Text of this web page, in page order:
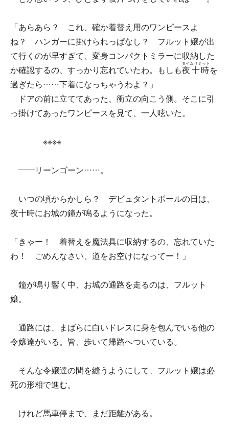
「あらあら？ これ、確か着替え用のワンピースよ
ね？ ハンガーに掛けられっぱなし？ フルット嬢が出
て行くのが早すぎて、変身コンパクトミラーに収納した
か確認するの、すっかり忘れていたわ。もしも夜十時
タイムリミット
を
過ぎたら……下着になっちゃうわよ？」
ドアの前に立ててあった、衝立の向こう側。そこに引
っ掛けてあったワンピースを見て、一人呟いた。
※※※※
――リーンゴーン……。
いつの頃からかしら？ デビュタントボールの日は、
夜十時にお城の鐘が鳴るようになった。
「きゃー！ 着替えを魔法具に収納するの、忘れていた
わ！ ごめんなさい、道をお空けになってー！」
鐘が鳴り響く中、お城の通路を走るのは、フルット
嬢。
通路には、まばらに白いドレスに身を包んでいる他の
令嬢達がいる。皆、歩いて帰路へついている。
そんな令嬢達の間を縫うようにして、フルット嬢は必
死の形相で進む。
けれど馬車停まで、まだ距離がある。